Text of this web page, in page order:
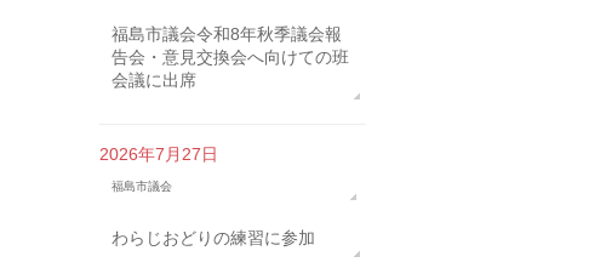
福島市議会令和8年秋季議会報
告会・意見交換会へ向けての班
会議に出席
2026年7月27日
福島市議会
わらじおどりの練習に参加